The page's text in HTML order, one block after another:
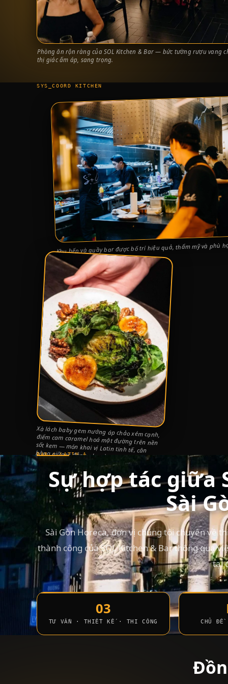
Phòng ăn rộn ràng của SOL Kitchen & Bar — bức tường rượu vang
thị giác ấm áp, sang trọng.
SYS_COORD KITCHEN
BAR / LATIN A.
Khu bếp và quầy bar được bố trí hiệu quả, thẩm mỹ và phù
Latin American.
Xà lách baby gem nướng áp chảo xém cạnh,
điểm cam caramel hoá mặt đường trên nền
sốt kem — món khai vị Latin tinh tế, cân
bằng giữa vị đắng nhẹ và ngọt thơm.
Sự hợp tác giữa
Sài
Sài Gòn Horeca, đơn vị chúng tôi chuyên về
thành công của SOL Kitchen & Bar thông qua
tại
03
TƯ VẤN · THIẾT KẾ · THI CÔNG CHỦ ĐỀ